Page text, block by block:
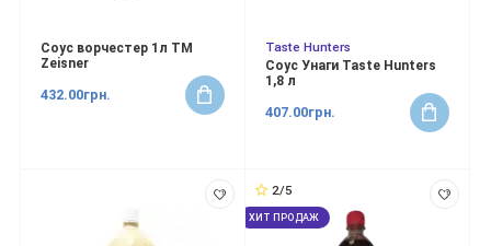
Соус ворчестер 1л TM
Zeisner
432.00грн.
Taste Hunters
Соус Унаги Taste Hunters
1,8 л
407.00грн.
2/5
ХИТ ПРОДАЖ